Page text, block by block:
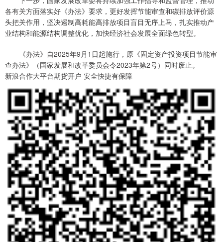
各有关方面落实好《办法》要求，更好发挥节能审查和碳排放评价源
头把关作用，坚决遏制高耗能高排放项目盲目无序上马，扎实推动产
业结构和能源结构调整优化，加快经济社会发展全面绿色转型。
《办法》自2025年9月1日起施行，原《固定资产投资项目节能审
查办法》（国家发展和改革委员会令2023年第2号）同时废止。
新浪合作大平台期货开户 安全快捷有保障